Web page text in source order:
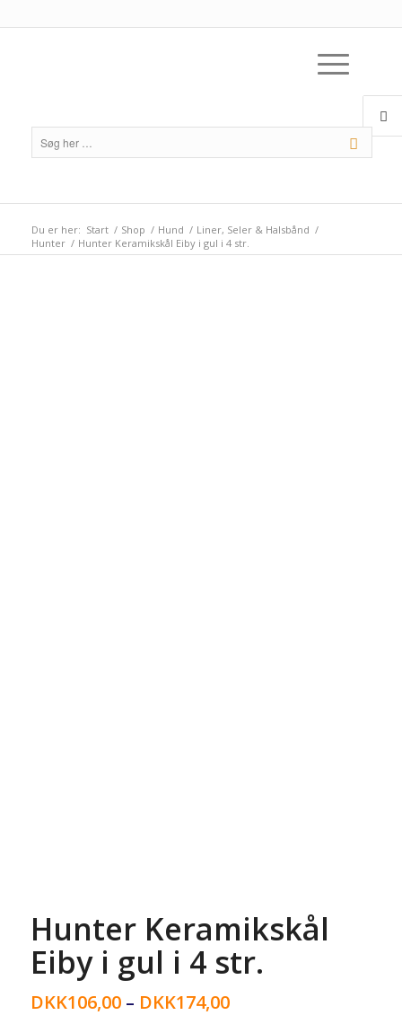
Du er her: Start / Shop / Hund / Liner, Seler & Halsbånd /
Hunter / Hunter Keramikskål Eiby i gul i 4 str.
Hunter Keramikskål
Eiby i gul i 4 str.
DKK106,00– DKK174,00